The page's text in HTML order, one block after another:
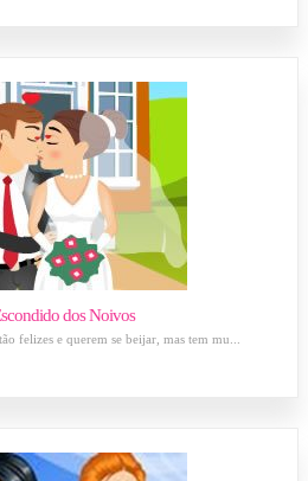
dos Noivos
felizes e querem se beijar, mas tem mu...